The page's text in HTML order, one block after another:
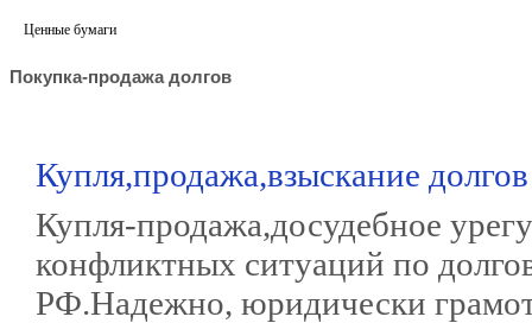
Ценные бумаги
Покупка-продажа долгов
Купля,продажа,взыскание долгов
Купля-продажа,досудебное
конфликтных ситуаций по
РФ.Надежно, юридически